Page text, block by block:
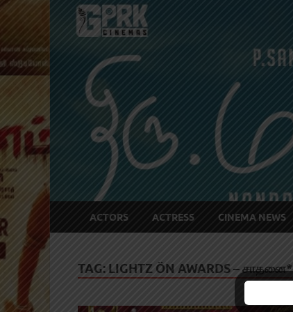
ACTORS ACTRESS CINEMA NEWS
TAG: LIGHTZ ÖN AWARDS – சாதனை*